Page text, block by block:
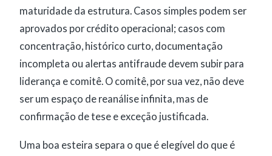
maturidade da estrutura. Casos simples podem ser
aprovados por crédito operacional; casos com
concentração, histórico curto, documentação
incompleta ou alertas antifraude devem subir para
liderança e comitê. O comitê, por sua vez, não deve
ser um espaço de reanálise infinita, mas de
confirmação de tese e exceção justificada.
Uma boa esteira separa o que é elegível do que é